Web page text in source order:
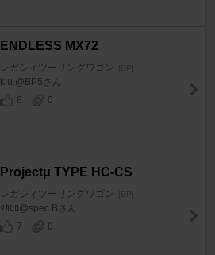
ENDLESS MX72
レガシィツーリングワゴン [BP]
k.u.@BP5さん
8
0
Projectμ TYPE HC-CS
レガシィツーリングワゴン [BP]
ﾀｶﾋﾛ@spec.Bさん
7
0